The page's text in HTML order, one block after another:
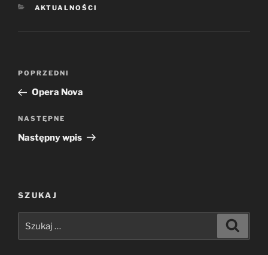
KATEGORIE
AKTUALNOŚCI
Nawigacja
Poprzedni
wpis
POPRZEDNI
Opera Nova
Następny
wpis
NASTĘPNE
Następny wpis
SZUKAJ